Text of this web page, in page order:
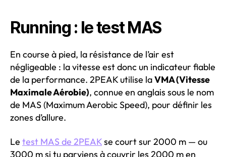
Running : le test MAS
En course à pied, la résistance de l’air est
négligeable : la vitesse est donc un indicateur fiable
de la performance. 2PEAK utilise laVMA (Vitesse
Maximale Aérobie), connue en anglais sous le nom
de MAS (Maximum Aerobic Speed), pour définir les
zones d’allure.
Le test MAS de 2PEAKse court sur 2000 m — ou
3000 m si tu parviens à couvrir les 2000 m en